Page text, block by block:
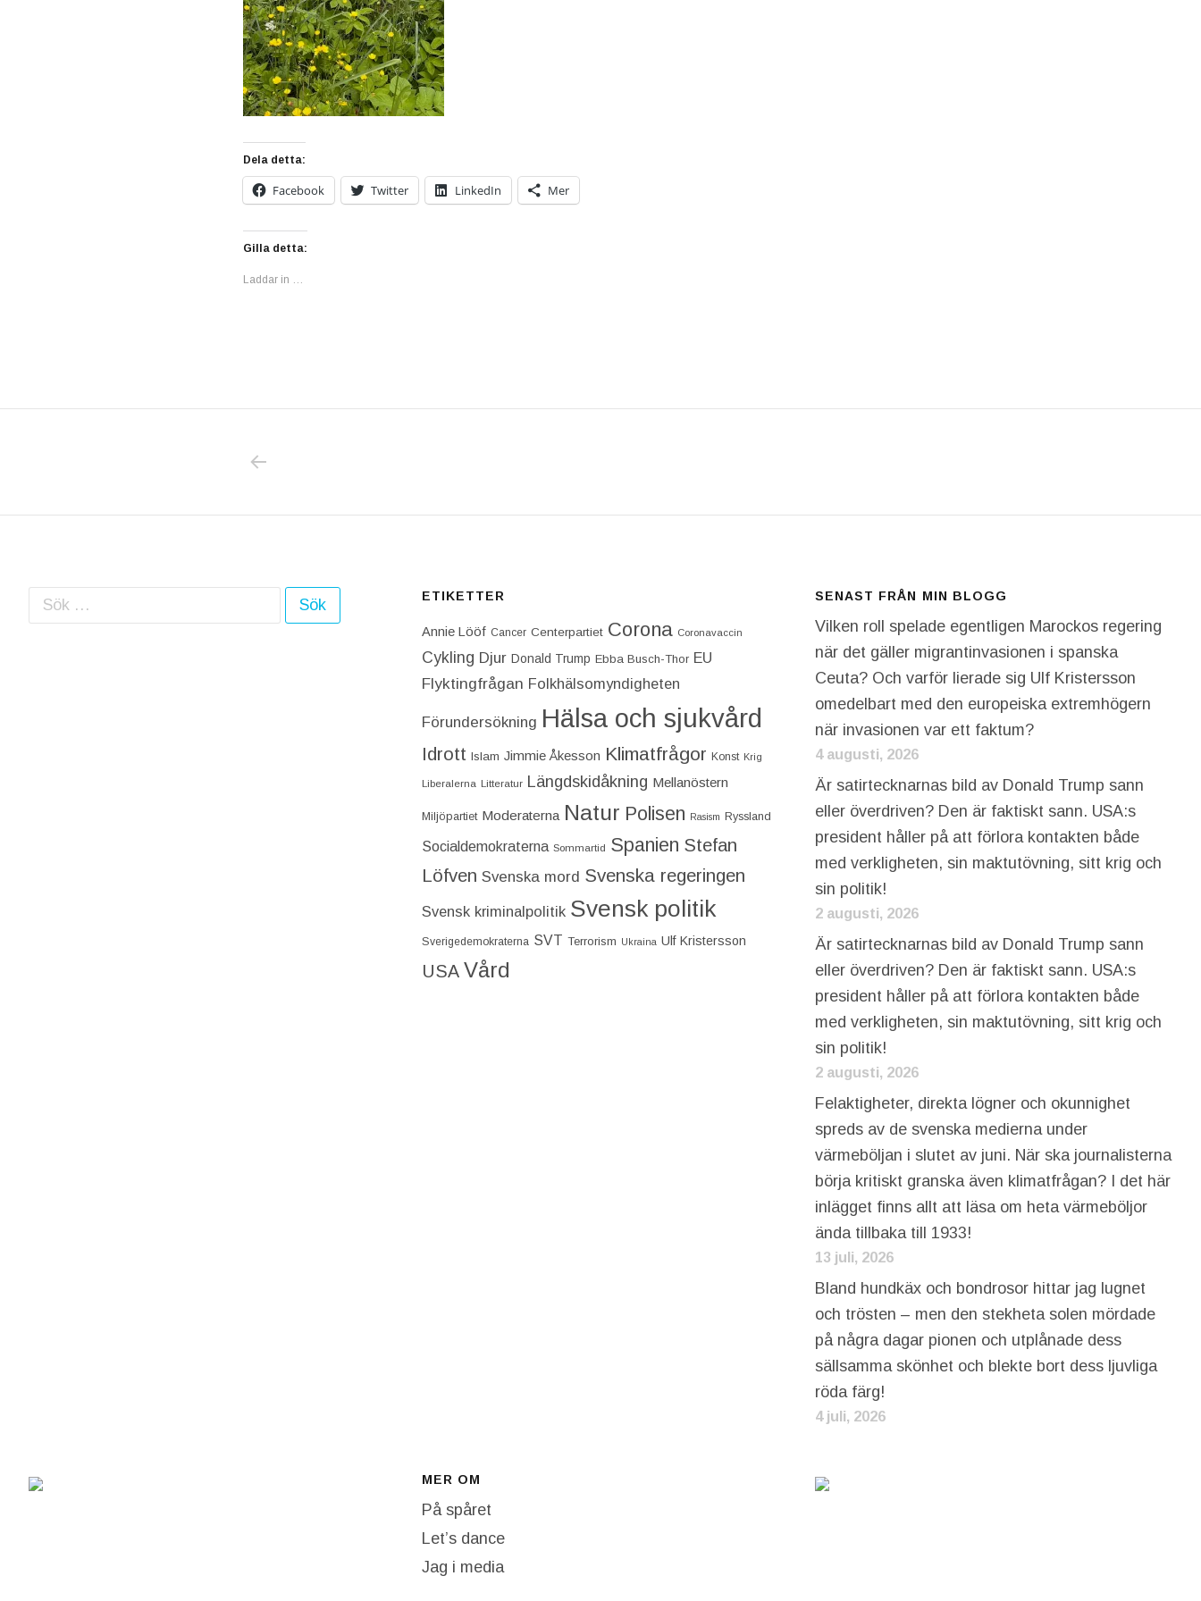
Dela detta:
Facebook Twitter LinkedIn Mer
Gilla detta:
Laddar in …
Sök efter: ETIKETTER
Annie Lööf Cancer Centerpartiet‎ Corona Coronavaccin
Cykling Djur Donald Trump Ebba Busch-Thor EU
Flyktingfrågan Folkhälsomyndigheten
Förundersökning Hälsa och sjukvård
Idrott Islam Jimmie Åkesson Klimatfrågor Konst Krig
Liberalerna Litteratur Längdskidåkning Mellanöstern
Miljöpartiet Moderaterna Natur Polisen Rasism Ryssland
Socialdemokraterna Sommartid Spanien Stefan
Löfven Svenska mord Svenska regeringen
Svensk kriminalpolitik Svensk politik
Sverigedemokraterna SVT Terrorism Ukraina Ulf Kristersson
USA Vård
SENAST FRÅN MIN BLOGG
Vilken roll spelade egentligen Marockos regering
när det gäller migrantinvasionen i spanska
Ceuta? Och varför lierade sig Ulf Kristersson
omedelbart med den europeiska extremhögern
när invasionen var ett faktum?
4 augusti, 2026
Är satirtecknarnas bild av Donald Trump sann
eller överdriven? Den är faktiskt sann. USA:s
president håller på att förlora kontakten både
med verkligheten, sin maktutövning, sitt krig och
sin politik!
2 augusti, 2026
Är satirtecknarnas bild av Donald Trump sann
eller överdriven? Den är faktiskt sann. USA:s
president håller på att förlora kontakten både
med verkligheten, sin maktutövning, sitt krig och
sin politik!
2 augusti, 2026
Felaktigheter, direkta lögner och okunnighet
spreds av de svenska medierna under
värmeböljan i slutet av juni. När ska journalisterna
börja kritiskt granska även klimatfrågan? I det här
inlägget finns allt att läsa om heta värmeböljor
ända tillbaka till 1933!
13 juli, 2026
Bland hundkäx och bondrosor hittar jag lugnet
och trösten – men den stekheta solen mördade
på några dagar pionen och utplånade dess
sällsamma skönhet och blekte bort dess ljuvliga
röda färg!
4 juli, 2026
MER OM
På spåret
Let’s dance
Jag i media